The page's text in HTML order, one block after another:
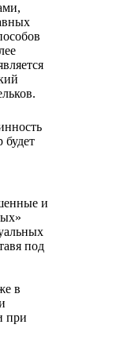
будет
и
под
в
при